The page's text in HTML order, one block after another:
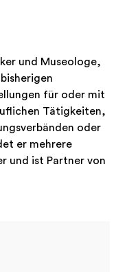
und Museologe,
für oder mit
Tätigkeiten,
oder
er mehrere
und ist Partner von